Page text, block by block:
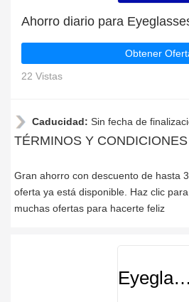
Obtener
22 Vistas
Caducidad: Sin fecha de
TÉRMINOS Y CONDICIONES
Gran ahorro con descuento de hasta
oferta ya está disponible. Haz clic
muchas ofertas para hacerte feliz
Eyeglasses